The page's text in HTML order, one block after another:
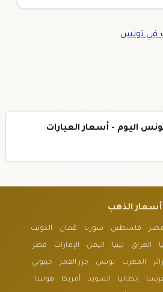
في تونس
اليوم - أسعار العيارات
أسعار الذهب
فلسطين سوريا عُمان الكويت
العراق ليبيا اليمن الإمارات قطر
المغرب تونس جزر القمر جيبوتي
إيطاليا السويد أمريكا هولندا